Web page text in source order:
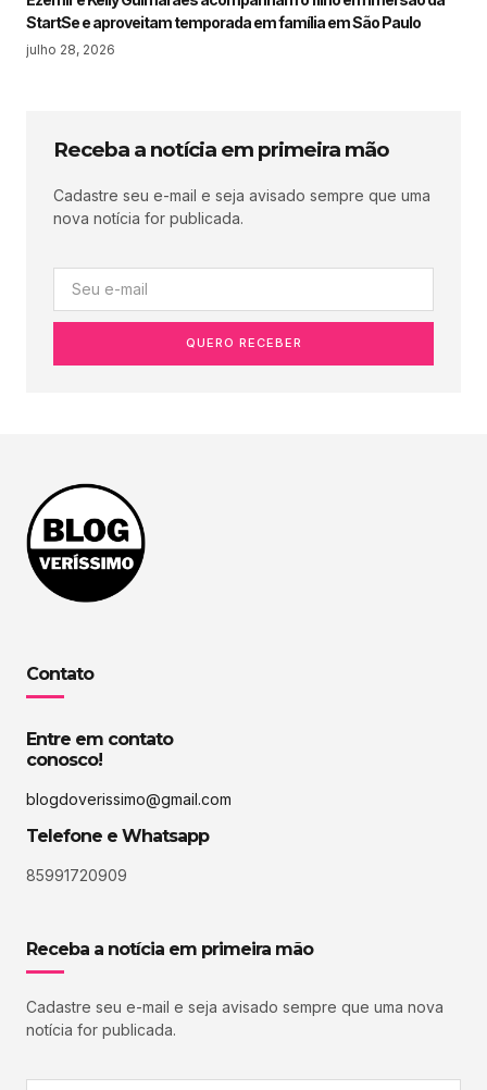
StartSe e aproveitam temporada em família em São Paulo
julho 28, 2026
Receba a notícia em primeira mão
Cadastre seu e-mail e seja avisado sempre que uma
nova notícia for publicada.
QUERO RECEBER
Contato
Entre em contato
conosco!
blogdoverissimo@gmail.com
Telefone e Whatsapp
85991720909
Receba a notícia em primeira mão
Cadastre seu e-mail e seja avisado sempre que uma nova
notícia for publicada.